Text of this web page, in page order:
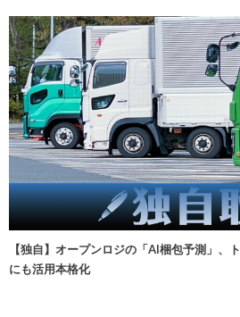
【独自】オープンロジの「AI梱包予測」、
にも活用本格化